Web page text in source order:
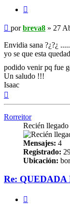
Mensaje
porbreva8 » 27
Envidia sana ?¿?¿
yo se que esta
podido venir pq fue
Un saludo !!!
Isaac
Rorreitor
Recién llegado
Mensajes: 4
Registrado:
Ubicación:
Re: